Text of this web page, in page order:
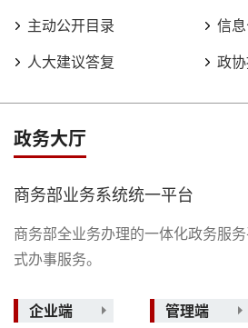
主动公开目录
信
人大建议答复
政
政务大厅
商务部业务系统统一平台
商务部全业务办理的一体化政务服
式办事服务。
企业端 管理端